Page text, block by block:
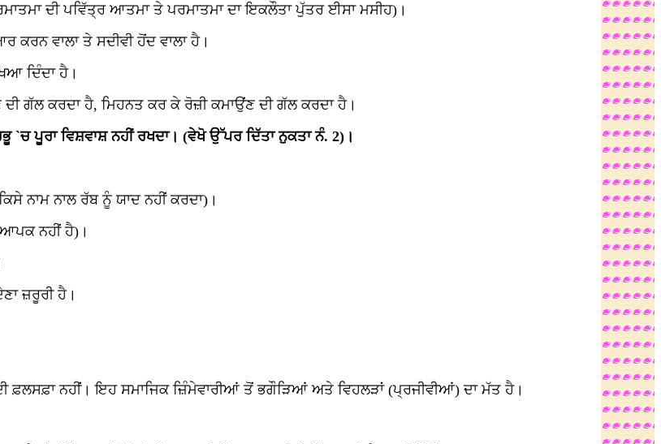
ਦੀ ਪਵਿੱਤ੍ਰ ਆਤਮਾ ਤੇ ਪਰਮਾਤਮਾ ਦਾ ਇਕਲੌਤਾ ਪੁੱਤਰ ਈਸਾ ਮਸੀਹ)।
ਵਾਲਾ ਤੇ ਸਦੀਵੀ ਹੋਂਦ ਵਾਲਾ ਹੈ।
ਦਿੰਦਾ ਹੈ।
ਗੱਲ ਕਰਦਾ ਹੈ, ਮਿਹਨਤ ਕਰ ਕੇ ਰੋਜ਼ੀ ਕਮਾਉਂਣ ਦੀ ਗੱਲ ਕਰਦਾ ਹੈ।
ਪੂਰਾ ਵਿਸ਼ਵਾਸ਼ ਨਹੀਂ ਰਖਦਾ। (ਵੇਖੋ ਉੱਪਰ ਦਿੱਤਾ ਨੁਕਤਾ ਨੰ. 2)।
ਨਾਮ ਨਾਲ ਰੱਬ ਨੂੰ ਯਾਦ ਨਹੀਂ ਕਰਦਾ)।
ਨਹੀਂ ਹੈ)।
ਜ਼ਰੂਰੀ ਹੈ।
ਫ਼ਲਸਫ਼ਾ ਨਹੀਂ। ਇਹ ਸਮਾਜਿਕ ਜ਼ਿੰਮੇਵਾਰੀਆਂ ਤੋਂ ਭਗੌੜਿਆਂ ਅਤੇ ਵਿਹਲੜਾਂ (ਪ੍ਰਜੀਵੀਆਂ) ਦਾ ਮੱਤ ਹੈ।